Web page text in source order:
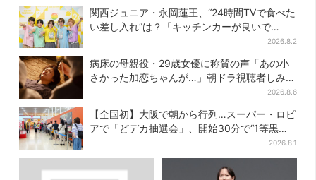
キンとの思い出を語る関西ジュニア・永岡蓮王、“24時間TVで食べた
い差し入れ”は？「キッチンカーが良いで
2026.8.2
病床の母親役・29歳女優に称賛の声「あの小
さかった加恋ちゃんが…」朝ドラ視聴者しみじ
2026.8.6
【全国初】大阪で朝から行列…スーパー・ロピ
アで「どデカ抽選会」、開始30分で“1等黒毛
2026.8.1